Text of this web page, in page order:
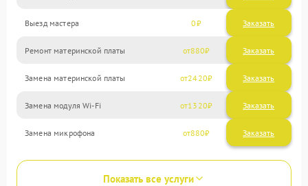
Выезд мастера 0 Заказать
Ремонт материнской платы 880
Замена материнской платы 2420
Замена модуля Wi-Fi 1320
Замена микрофона 880
Показать все услуги